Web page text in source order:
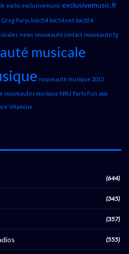
exclu exclusivemusic exclusivemusic.fr
Greg Parys loic54 loic54.net loicb54
news nouveauté contact nouveauté fg
musicale
nouveauté musique 2012
nouveautés musique NRJ Party Fun pop
Vitamine
(644)
(345)
(357)
(555)